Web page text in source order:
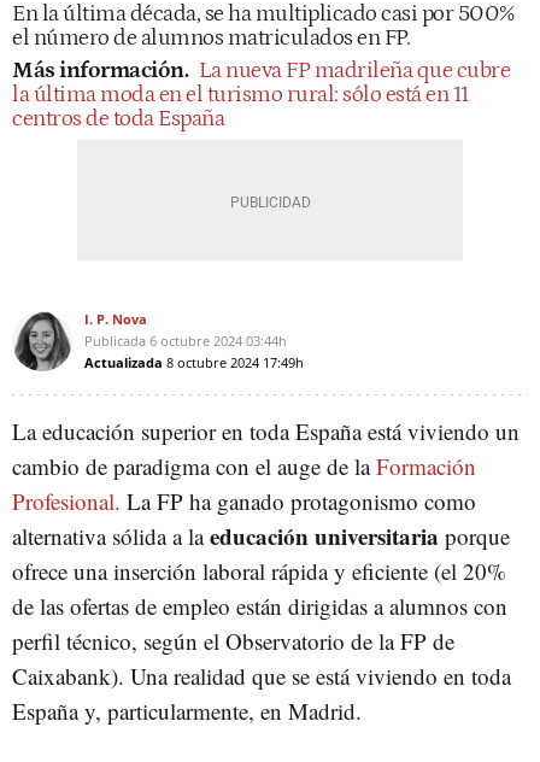
En la última década, se ha multiplicado casi por 500%
el número de alumnos matriculados en FP.
Más información. La nueva FP madrileña que cubre
la última moda en el turismo rural: sólo está en 11
centros de toda España
I. P. Nova
Publicada 6 octubre 2024 03:44h
Actualizada 8 octubre 2024 17:49h
La educación superior en toda España está viviendo un
cambio de paradigma con el auge de laFormación
Profesional. La FP ha ganado protagonismo como
alternativa sólida a laeducación universitaria porque
ofrece una inserción laboral rápida y eficiente (el 20%
de las ofertas de empleo están dirigidas a alumnos con
perfil técnico, según el Observatorio de la FP de
Caixabank). Una realidad que se está viviendo en toda
España y, particularmente, en Madrid.